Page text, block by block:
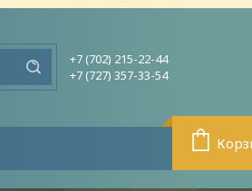
+7 (702) 215-22-44
+7 (727) 357-33-54